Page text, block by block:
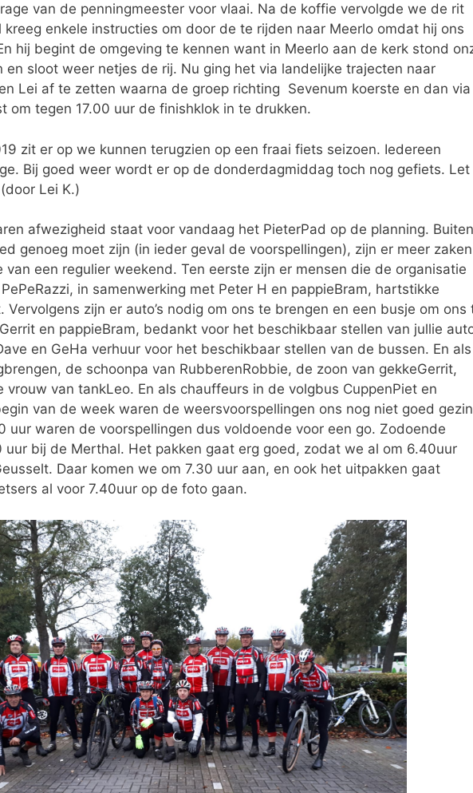
van de penningmeester voor vlaai. Na de koffie vervolgde we de rit
kreeg enkele instructies om door de te rijden naar Meerlo omdat hij ons
hij begint de omgeving te kennen want in Meerlo aan de kerk stond
en sloot weer netjes de rij. Nu ging het via landelijke trajecten naar
Lei af te zetten waarna de groep richting Sevenum koerste en dan via
om tegen 17.00 uur de finishklok in te drukken.
zit er op we kunnen terugzien op een fraai fiets seizoen. Iedereen
Bij goed weer wordt er op de donderdagmiddag toch nog gefiets. Let
Lei K.)
afwezigheid staat voor vandaag het PieterPad op de planning. Buiten
genoeg moet zijn (in ieder geval de voorspellingen), zijn er meer zaken
een regulier weekend. Ten eerste zijn er mensen die de organisatie
in samenwerking met Peter H en pappieBram, hartstikke
Vervolgens zijn er auto’s nodig om ons te brengen en een busje om ons
en pappieBram, bedankt voor het beschikbaar stellen van jullie
en GeHa verhuur voor het beschikbaar stellen van de bussen. En als
de schoonpa van RubberenRobbie, de zoon van gekkeGerrit,
vrouw van tankLeo. En als chauffeurs in de volgbus CuppenPiet en
van de week waren de weersvoorspellingen ons nog niet goed
uur waren de voorspellingen dus voldoende voor een go. Zodoende
uur bij de Merthal. Het pakken gaat erg goed, zodat we al om 6.40uur
Daar komen we om 7.30 uur aan, en ook het uitpakken gaat
al voor 7.40uur op de foto gaan.